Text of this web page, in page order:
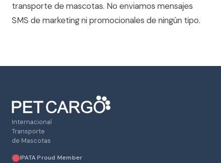
transporte de mascotas. No enviamos mensajes
SMS de marketing ni promocionales de ningún tipo.
Internacional
Transporte
de Mascotas
IPATA Proud Member